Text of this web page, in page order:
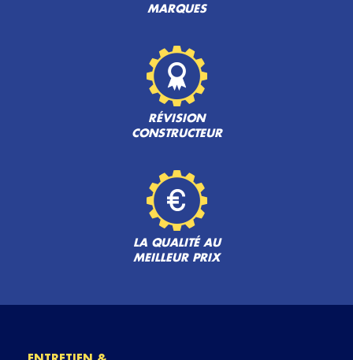
MARQUES
RÉVISION
CONSTRUCTEUR
LA QUALITÉ AU
MEILLEUR PRIX